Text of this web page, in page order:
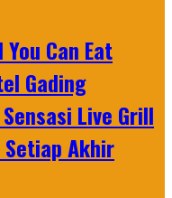
Can Eat
Gading
Live Grill
Akhir